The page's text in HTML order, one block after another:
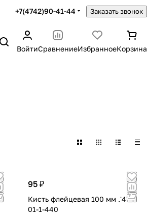
+7(4742)90-41-44 Заказать звонок
ВойтиСравнениеИзбранноеКорзина
95 ₽
Кисть флейцевая 100 мм .'4'.
01-1-440